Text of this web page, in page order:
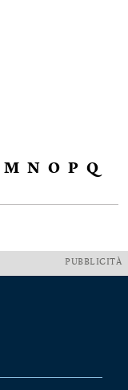
M N O P Q
PUBBLICITÀ